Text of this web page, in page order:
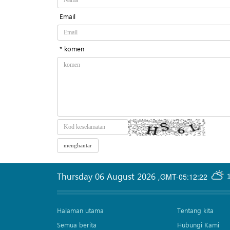
Email
* komen
GMT-05:12:22
Thursday 06 August 2026 ,
Halaman utama
Semua berita
Tentang kita
Hubungi Kami